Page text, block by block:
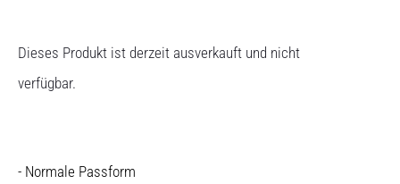
Dieses Produkt ist derzeit ausverkauft und nicht
verfügbar.
- Normale Passform